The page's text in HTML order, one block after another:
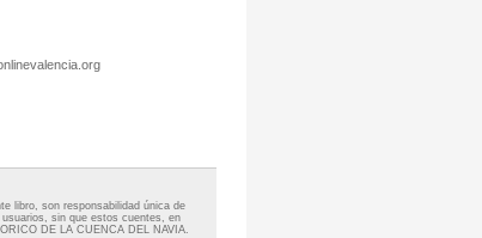
libro, son responsabilidad única de
sin que estos cuentes, en
DE LA CUENCA DEL NAVIA.